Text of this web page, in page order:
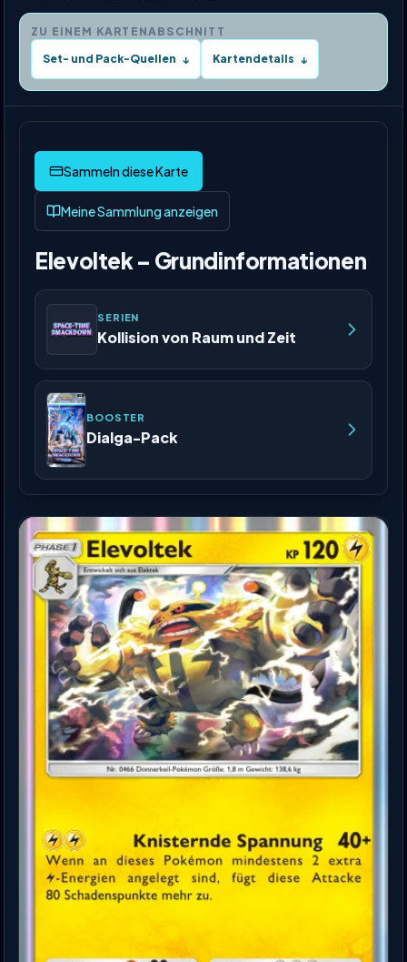
ZU EINEM KARTENABSCHNITT
Set- und Pack-Quellen ↓ Kartendetails ↓
Meine Sammlung anzeigen
Elevoltek – Grundinformationen
SERIEN
Kollision von Raum und Zeit
BOOSTER
Dialga-Pack